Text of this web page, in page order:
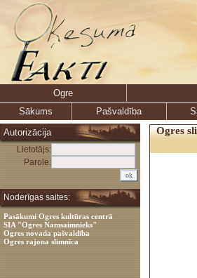
Ogre
Sākums
Pašvaldība
Autorizācija
Lietotājs:
Parole:
Noderīgas saites:
Pasākumi Ogres kultūras centrā
SIA "Ogres Namsaimnieks"
Ogres novada pašvaldība
Ogres rajona slimnīca
Ogres